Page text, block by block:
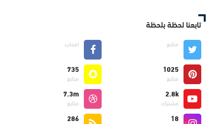
تابعنا لحظة بلحظة
متابع اعجاب
1025
متابع
735
متابع
2.8k
مشترك
7.3m
متابع
18
286